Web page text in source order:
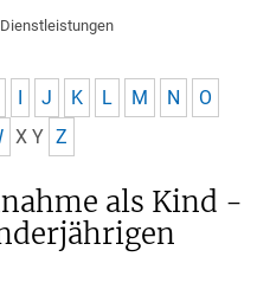
Dienstleistungen
I J K L M N
O
X Y Z
als Kind -